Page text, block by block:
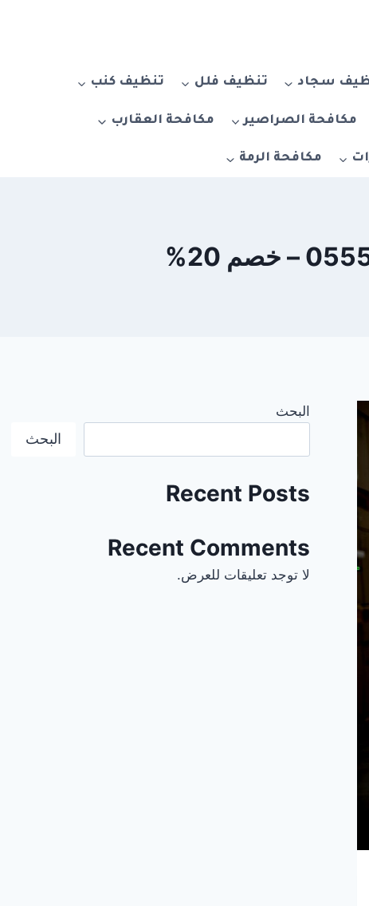
سجاد تنظيف فلل تنظيف كنب
مكافحة الصراصير مكافحة العقارب
مكافحة الرمة
البحث
البحث
Recent Posts
Recent Comments
لا توجد تعليقات للعرض.